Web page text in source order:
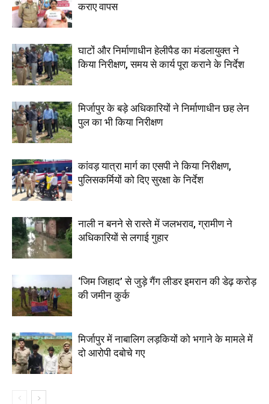
कराए वापस
घाटों और निर्माणाधीन हेलीपैड का मंडलायुक्त ने
किया निरीक्षण, समय से कार्य पूरा कराने के निर्देश
मिर्जापुर के बड़े अधिकारियों ने निर्माणाधीन छह लेन
पुल का भी किया निरीक्षण
कांवड़ यात्रा मार्ग का एसपी ने किया निरीक्षण,
पुलिसकर्मियों को दिए सुरक्षा के निर्देश
नाली न बनने से रास्ते में जलभराव, ग्रामीण ने
अधिकारियों से लगाई गुहार
‘जिम जिहाद’ से जुड़े गैंग लीडर इमरान की डेढ़ करोड़
की जमीन कुर्क
मिर्जापुर में नाबालिग लड़कियों को भगाने के मामले में
दो आरोपी दबोचे गए